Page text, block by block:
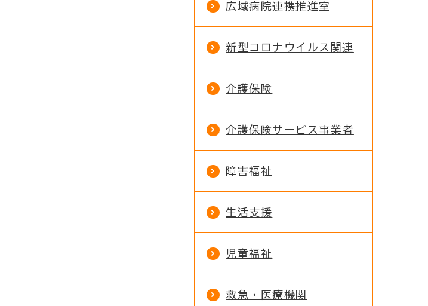
広域病院連携推進室
新型コロナウイルス関連
介護保険
介護保険サービス事業者
障害福祉
生活支援
児童福祉
救急・医療機関